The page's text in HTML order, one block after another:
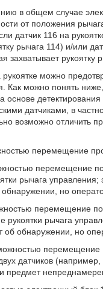
в общем случае
от положения
датчик 116 на
рычага 114) и/или
захватывает рукоятку
рукоятке можно
Как можно понять
основе
датчиками, в
возможно отличить
перемещение
перемещение
рычага
обнаружении, но
перемещение
рукоятки рычага
об обнаружении, но
датчиков
предмет